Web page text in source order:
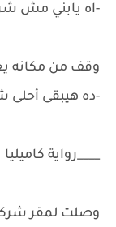
-اه يابني مش
وقف من مكانه
-ده هيبقى
____رواية
وصلت لمقر